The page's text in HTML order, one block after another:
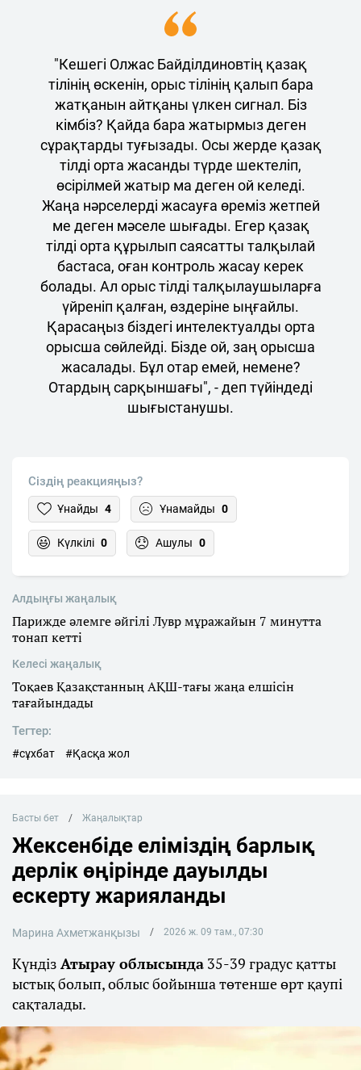
"Кешегі Олжас Байділдиновтің қазақ
тілінің өскенін, орыс тілінің қалып бара
жатқанын айтқаны үлкен сигнал. Біз
кімбіз? Қайда бара жатырмыз деген
сұрақтарды туғызады. Осы жерде қазақ
тілді орта жасанды түрде шектеліп,
өсірілмей жатыр ма деген ой келеді.
Жаңа нәрселерді жасауға өреміз жетпей
ме деген мәселе шығады. Егер қазақ
тілді орта құрылып саясатты талқылай
бастаса, оған контроль жасау керек
болады. Ал орыс тілді талқылаушыларға
үйреніп қалған, өздеріне ыңғайлы.
Қарасаңыз біздегі интелектуалды орта
орысша сөйлейді. Бізде ой, заң орысша
жасалады. Бұл отар емей, немене?
Отардың сарқыншағы", - деп түйіндеді
шығыстанушы.
Сіздің реакцияңыз?
Ұнайды 4 Ұнамайды 0
Күлкілі 0 Ашулы 0
Алдыңғы жаңалық
Парижде әлемге әйгілі Лувр мұражайын 7 минутта
тонап кетті
Келесі жаңалық
Тоқаев Қазақстанның АҚШ-тағы жаңа елшісін
тағайындады
Тегтер:
#сұхбат #Қасқа жол
Басты бет Жаңалықтар
Жексенбіде еліміздің барлық
дерлік өңірінде дауылды
ескерту жарияланды
Марина Ахметжанқызы 2026 ж. 09 там., 07:30
Күндіз Атырау облысында 35-39 градус қатты
ыстық болып, облыс бойынша төтенше өрт қаупі
сақталады.